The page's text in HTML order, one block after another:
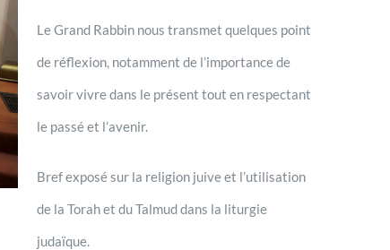
Le Grand Rabbin nous transmet quelques point
de réflexion, notamment de l’importance de
savoir vivre dans le présent tout en respectant
le passé et l’avenir.
Bref exposé sur la religion juive et l’utilisation
de la Torah et du Talmud dans la liturgie
judaïque.